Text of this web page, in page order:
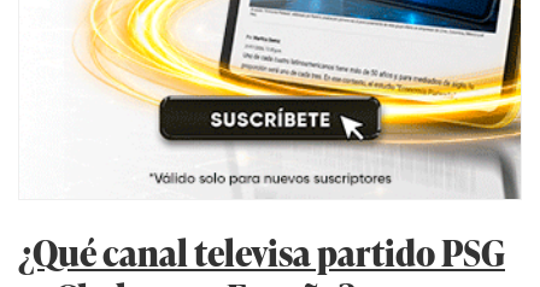
¿Qué canal televisa partido PSG